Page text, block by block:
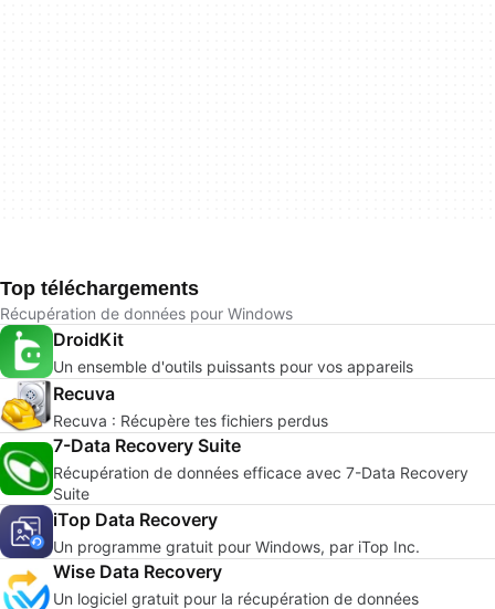
Top téléchargements
Récupération de données pour Windows
DroidKit
Un ensemble d'outils puissants pour vos appareils
Recuva
Recuva : Récupère tes fichiers perdus
7-Data Recovery Suite
Récupération de données efficace avec 7-Data Recovery
Suite
iTop Data Recovery
Un programme gratuit pour Windows, par iTop Inc.
Wise Data Recovery
Un logiciel gratuit pour la récupération de données